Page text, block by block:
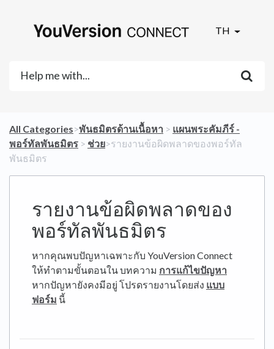
TH
All Categories​>​​พันธมิตรด้านเนื้อหา ​ > ​ ​แผนพระคัมภีร์ -
พอร์ทัลพันธมิตร ​ > ​ ​ช่วย​>​ รายงานข้อผิดพลาดของพอร์ทัล
พันธมิตร
รายงานข้อผิดพลาดของ
พอร์ทัลพันธมิตร
หากคุณพบปัญหาเฉพาะกับ YouVersion Connect
ให้ทำตามขั้นตอนใน บทความ การแก้ไขปัญหา
หากปัญหายังคงมีอยู่ โปรดรายงานโดยส่ง แบบ
ฟอร์ม นี้